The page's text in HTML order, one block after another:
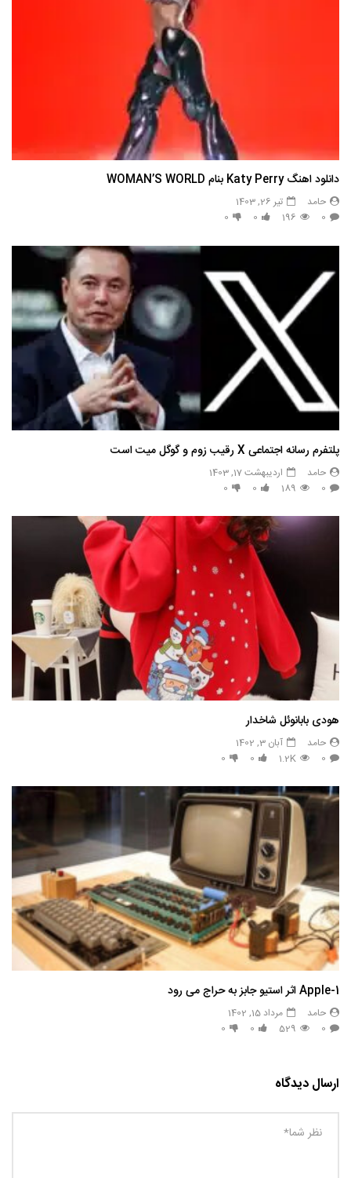
دانلود اهنگ Katy Perry بنام WOMAN’S WORLD
حامد
تیر 26, 1403
0
196
0
0
پلتفرم رسانه اجتماعی X رقیب زوم و گوگل میت است
حامد
اردیبهشت 17, 1403
0
189
0
0
هودی بابانوئل شاخدار
حامد
آبان 3, 1402
0
1.2K
0
0
Apple-1 اثر استیو جابز به حراج می رود
حامد
مرداد 15, 1402
0
529
0
0
ارسال دیدگاه